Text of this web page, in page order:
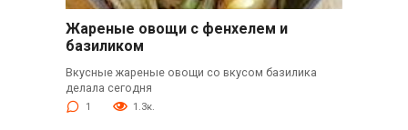
Жареные овощи с фенхелем и
базиликом
Вкусные жареные овощи со вкусом базилика
делала сегодня
1 1.3к.